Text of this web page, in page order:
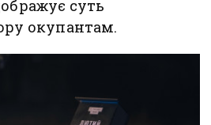
суть
окупантам.